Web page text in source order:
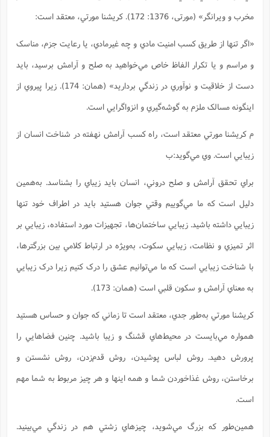
مخرب و ويرانگر» (مورتی، 1376: 172). كريشنا مورتي، معتقد است:
«اگر تنها از طريق کسب امنيت مادي و چه غيرمادي، يا رعايت جزم، مناسک
و مراسم و يا تکرار الفاظ خاص مي‌خواهيد به صلح و آرامش برسيد، بايد
دست از خلاقيت و نوآوري در زندگي برداريد» (همان: 174). زيرا پيروي از
اينگونه مسالک ملزم به گوشه‌گيري و انزواگرايي است.
م کريشنا مورتي معتقد است، راه کسب آرامش نهفته در شناخت انسان از
زيبايي است. وي مي‌گويد:ب
براي تحقق آرامش و صلح دروني، انسان بايد زيباي را بشناسد. به‌همين
دلیل است که ما مي‌گوييم وقتي جوان هستيد بايد در اطراف خود تنها
زيبايي داشته باشيد. زيبايي ساختمان‌ها، تجهيزات مورد استفاده، زيبايي بر
اثر تميزي و نظامت، زيبايي سکوت، به‌ویژه در ارتباط کلامي بين بزرگترها،
با شناخت زيبايي است که ما مي‌توانيم عشق را درک کنيم زيرا درک زيبايي
به معناي آرامش و سکون قلبي است (همان: 173).
كريشنا مورتي به‌طور جدي، معتقد است تا زماني که جوان و حساس هستيد
همواره مي‌بايست در محيط‌هاي قشنگ و زيبا باشيد. چنين فضاهايي را
پرورش دهيد. روش لباس پوشيدن، روش قدم‌زدن، روش نشستن و
برخاستن، روش غذاخوردن شما و همه اينها و هر چيز مربوط به شما مهم
است.
همين‌طور که بزرگ مي‌شويد، چيزهاي زشتي هم در زندگي مي‌بينيد.